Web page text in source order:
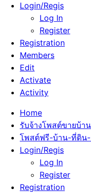
Login/Regis
Log In
Register
Registration
Members
Edit
Activate
Activity
Home
รับจ้างโพสต์ขายบ้าน
โพสต์ฟรี-บ้าน-ที่ดิน-
Login/Regis
Log In
Register
Registration